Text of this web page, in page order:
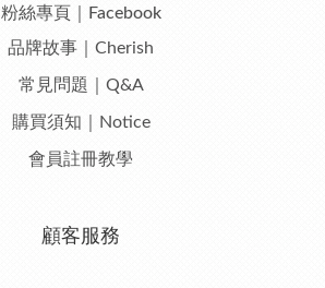
粉絲專頁｜Facebook
品牌故事｜Cherish
常見問題｜Q&A
購買須知｜Notice
會員註冊教學
顧客服務